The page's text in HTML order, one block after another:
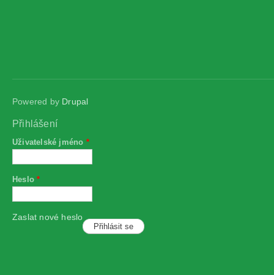
Powered by Drupal
Přihlášení
Uživatelské jméno *
Heslo*
Zaslat nové heslo